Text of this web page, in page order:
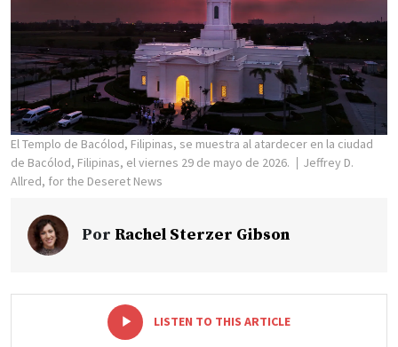
El Templo de Bacólod, Filipinas, se muestra al atardecer en la ciudad
de Bacólod, Filipinas, el viernes 29 de mayo de 2026.
Jeffrey D.
Allred, for the Deseret News
Por Rachel Sterzer Gibson
LISTEN TO THIS ARTICLE